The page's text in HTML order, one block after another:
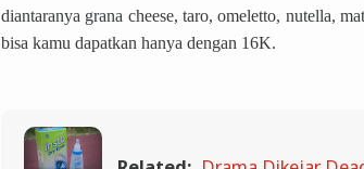
diantaranya grana cheese, taro, omeletto, nutella,
bisa kamu dapatkan hanya dengan 16K.